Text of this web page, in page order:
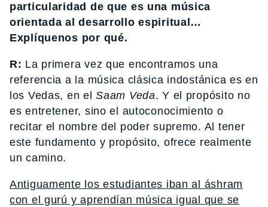
particularidad de que es una música
orientada al desarrollo espiritual…
Explíquenos por qué.
R: La primera vez que encontramos una
referencia a la música clásica indostánica es en
los Vedas, en elSaam Veda. Y el propósito no
es entretener, sino el autoconocimiento o
recitar el nombre del poder supremo. Al tener
este fundamento y propósito, ofrece realmente
un camino.
Antiguamente los estudiantes iban al áshram
con el gurú y aprendían música igual que se